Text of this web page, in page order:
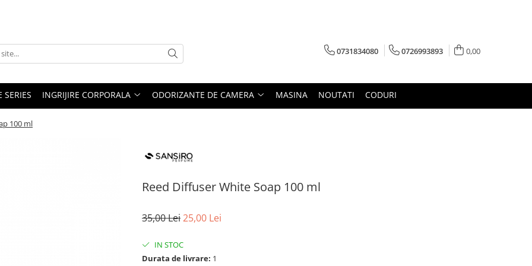
0731834080 0726993893 0,00
SERIES INGRIJIRE CORPORALA ODORIZANTE DE CAMERA MASINA NOUTATI CODURI
100 ml
Reed Diffuser White Soap 100 ml
35,00 Lei25,00 Lei
IN STOC
Durata de livrare: 1